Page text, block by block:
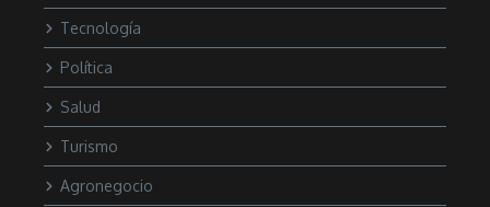
Tecnología
Política
Salud
Turismo
Agronegocio